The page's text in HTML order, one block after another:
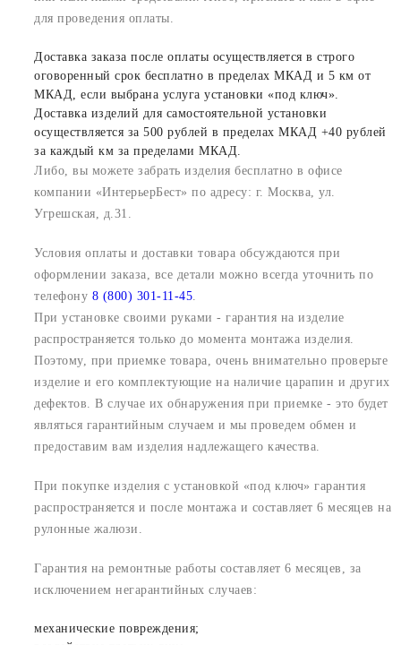
для проведения оплаты.
Доставка заказа после оплаты осуществляется в строго
оговоренный срок бесплатно в пределах МКАД и 5 км от
МКАД, если выбрана услуга установки «под ключ».
Доставка изделий для самостоятельной установки
осуществляется за 500 рублей в пределах МКАД +40 рублей
за каждый км за пределами МКАД.
Либо, вы можете забрать изделия бесплатно в офисе
компании «ИнтерьерБест» по адресу: г. Москва, ул.
Угрешская, д.31.
Условия оплаты и доставки товара обсуждаются при
оформлении заказа, все детали можно всегда уточнить по
телефону 8 (800) 301-11-45
При установке своими руками - гарантия на изделие
распространяется только до момента монтажа изделия.
Поэтому, при приемке товара, очень внимательно проверьте
изделие и его комплектующие на наличие царапин и других
дефектов. В случае их обнаружения при приемке - это будет
являться гарантийным случаем и мы проведем обмен и
предоставим вам изделия надлежащего качества.
При покупке изделия с установкой «под ключ» гарантия
распространяется и после монтажа и составляет 6 месяцев на
рулонные жалюзи.
Гарантия на ремонтные работы составляет 6 месяцев, за
исключением негарантийных случаев:
механические повреждения;